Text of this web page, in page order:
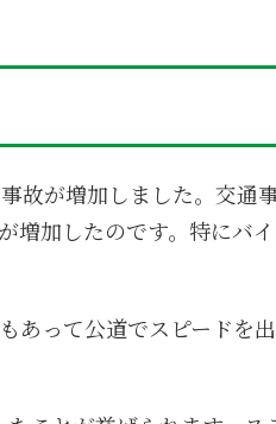
故が増加しました。交通
増加したのです。特にバイ
あって公道でスピードを出